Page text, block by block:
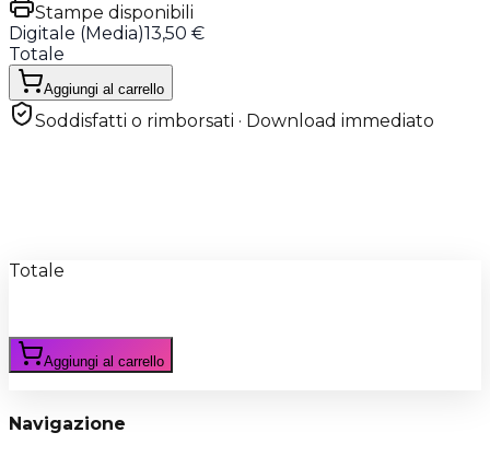
Stampe disponibili
Digitale (Media)13,50 €
Totale
Aggiungi al carrello
Soddisfatti o rimborsati · Download immediato
Totale
Aggiungi al carrello
Navigazione